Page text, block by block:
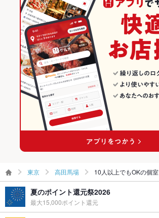
東京 高田馬場 10人以上でもOKの個室
夏のポイント還元祭2026
最大15,000ポイント還元